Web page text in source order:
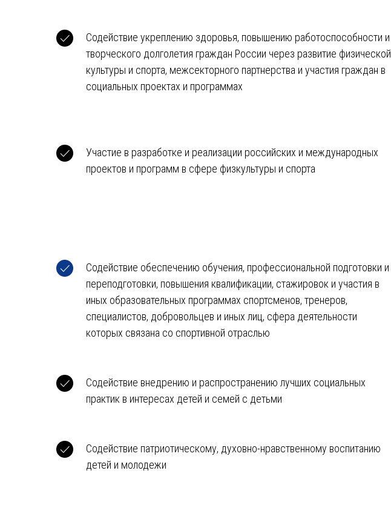
Содействие укреплению здоровья, повышению работоспособности и
творческого долголетия граждан России через развитие физической
культуры и спорта, межсекторного партнерства и участия граждан в
социальных проектах и программах
Участие в разработке и реализации российских и международных
проектов и программ в сфере физкультуры и спорта
Содействие обеспечению обучения, профессиональной подготовки и
переподготовки, повышения квалификации, стажировок и участия в
иных образовательных программах спортсменов, тренеров,
специалистов, добровольцев и иных лиц, сфера деятельности
которых связана со спортивной отраслью
Содействие внедрению и распространению лучших социальных
практик в интересах детей и семей с детьми
Содействие патриотическому, духовно-нравственному воспитанию
детей и молодежи